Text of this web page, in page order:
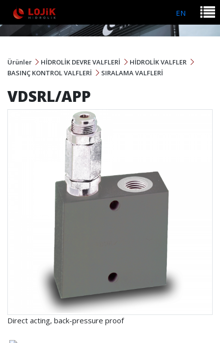
EN
Ürünler HİDROLİK DEVRE VALFLERİ
HİDROLİK VALFLER
BASINÇ KONTROL VALFLERİ
SIRALAMA VALFLERİ
VDSRL/APP
Direct acting, back-pressure proof